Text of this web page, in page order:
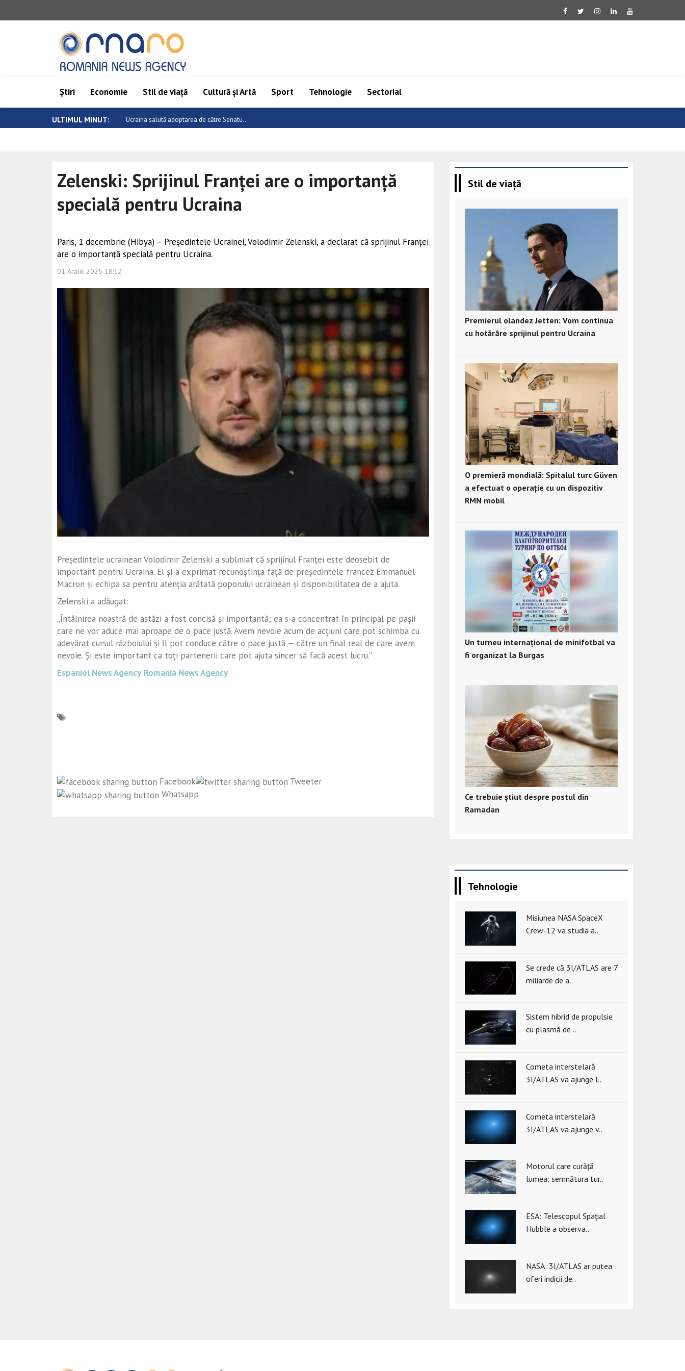
Știri Economie Stil de viață Cultură și Artă Sport Tehnologie Sectorial
ULTIMUL MINUT: Milatovic felicită echipa de handbal cal..
Zelenski: Sprijinul Franței are o importanță
specială pentru Ucraina
Paris, 1 decembrie (Hibya) – Președintele Ucrainei, Volodimir Zelenski, a declarat că sprijinul Franței
are o importanță specială pentru Ucraina.
01 Aralık 2025 18:12
Președintele ucrainean Volodimir Zelenski a subliniat că sprijinul Franței este deosebit de
important pentru Ucraina. El și-a exprimat recunoștința față de președintele francez Emmanuel
Macron și echipa sa pentru atenția arătată poporului ucrainean și disponibilitatea de a ajuta.
Zelenski a adăugat:
„Întâlnirea noastră de astăzi a fost concisă și importantă; ea s-a concentrat în principal pe pașii
care ne vor aduce mai aproape de o pace justă. Avem nevoie acum de acțiuni care pot schimba cu
adevărat cursul războiului și îl pot conduce către o pace justă — către un final real de care avem
nevoie. Și este important ca toți partenerii care pot ajuta sincer să facă acest lucru.”
Espaniol News Agency Romania News Agency
Facebook
Tweeter
Whatsapp
Stil de viață
Premierul olandez Jetten: Vom continua
cu hotărâre sprijinul pentru Ucraina
O premieră mondială: Spitalul turc Güven
a efectuat o operație cu un dispozitiv
RMN mobil
Un turneu internațional de minifotbal va
fi organizat la Burgas
Ce trebuie știut despre postul din
Ramadan
Tehnologie
Misiunea NASA SpaceX
Crew-12 va studia a..
Se crede că 3I/ATLAS are 7
miliarde de a..
Sistem hibrid de propulsie
cu plasmă de ..
Cometa interstelară
3I/ATLAS va ajunge l..
Cometa interstelară
3I/ATLAS va ajunge v..
Motorul care curăță
lumea: semnătura tur..
ESA: Telescopul Spațial
Hubble a observa..
NASA: 3I/ATLAS ar putea
oferi indicii de..